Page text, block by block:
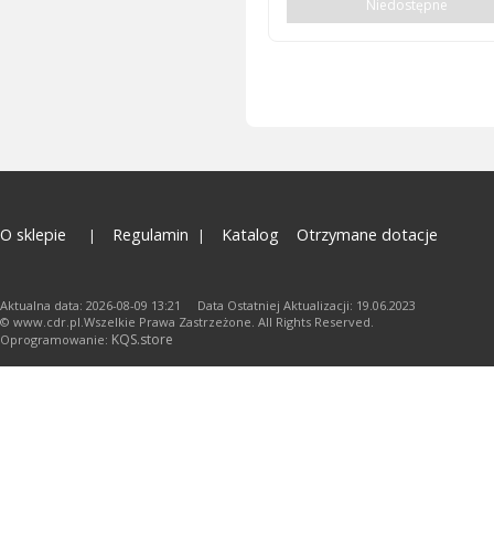
Niedostępne
O sklepie Regulamin Katalog Otrzymane dotacje
Aktualna data: 2026-08-09 13:21 Data Ostatniej Aktualizacji: 19.06.2023
© www.cdr.pl.Wszelkie Prawa Zastrzeżone. All Rights Reserved.
Oprogramowanie: KQS.store